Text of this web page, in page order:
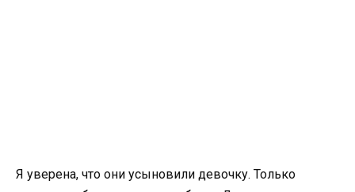
Я уверена, что они усыновили девочку. Только